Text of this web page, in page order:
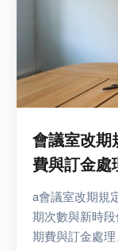
會議室改期
費與訂金處
a會議室改期規
期次數與新時
期費與訂金處